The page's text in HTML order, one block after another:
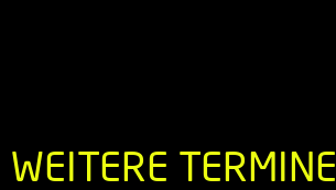
WEITERE TERMINE